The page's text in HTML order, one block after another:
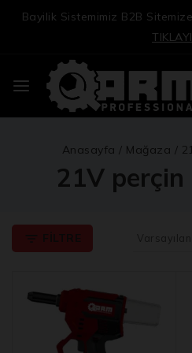
Bayilik Sistemimiz B2B
Anasayfa / Mağaza /
21V perçin
FILTRE